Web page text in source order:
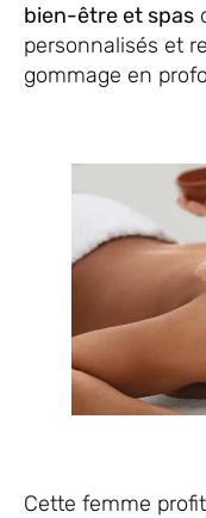
bien-être et spas
personnalisés et
gommage en
Cette femme